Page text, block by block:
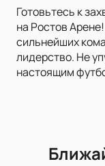
Готовьтесь к
на Ростов
сильнейших
лидерство. Не
настоящим